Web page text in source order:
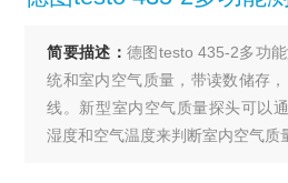
简要描述：德图testo 435-2多功
统和室内空气质量，带读数储存
线。新型室内空气质量探头可以
湿度和空气温度来判断室内空气质